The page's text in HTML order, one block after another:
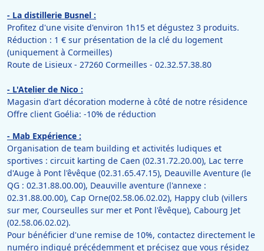
- La distillerie Busnel :
Profitez d'une visite d'environ 1h15 et dégustez 3 produits.
Réduction : 1 € sur présentation de la clé du logement
(uniquement à Cormeilles)
Route de Lisieux - 27260 Cormeilles - 02.32.57.38.80
- L'Atelier de Nico :
Magasin d'art décoration moderne à côté de notre résidence
Offre client Goélia: -10% de réduction
- Mab Expérience :
Organisation de team building et activités ludiques et
sportives : circuit karting de Caen (02.31.72.20.00), Lac terre
d'Auge à Pont l'êvêque (02.31.65.47.15), Deauville Aventure (le
QG : 02.31.88.00.00), Deauville aventure (l'annexe :
02.31.88.00.00), Cap Orne(02.58.06.02.02), Happy club (villers
sur mer, Courseulles sur mer et Pont l'êvêque), Cabourg Jet
(02.58.06.02.02).
Pour bénéficier d'une remise de 10%, contactez directement le
numéro indiqué précédemment et précisez que vous résidez